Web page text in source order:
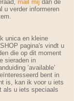
mail mij dan de
u verder informeren
unica en kleine
pagina's vindt u
die op dit moment
sieraden in
‘available’
bent in
is, kan ik voor u iets
als u iets speciaals